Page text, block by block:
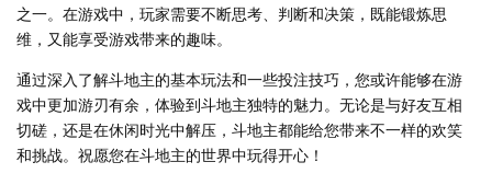
之一。在游戏中，玩家需要不断思考、判断和决策，既能锻炼思
维，又能享受游戏带来的趣味。
通过深入了解斗地主的基本玩法和一些投注技巧，您或许能够在游
戏中更加游刃有余，体验到斗地主独特的魅力。无论是与好友互相
切磋，还是在休闲时光中解压，斗地主都能给您带来不一样的欢笑
和挑战。祝愿您在斗地主的世界中玩得开心！